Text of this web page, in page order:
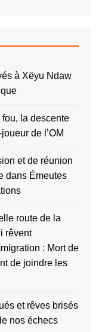
à Xëyu Ndaw
la descente
de l’OM
et de réunion
dans Émeutes
route de la
rêvent
: Mort de
de joindre les
et rêves brisés
nos échecs